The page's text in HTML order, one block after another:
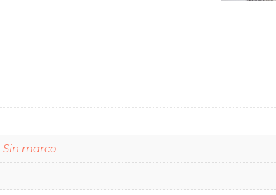
Sin marco